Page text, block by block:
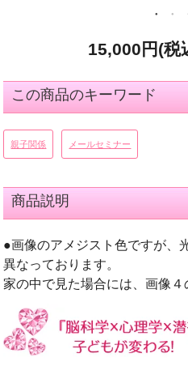
15,000円(税
この商品のキーワード
親子関係 メールセミナー
商品説明
●画像のアメジスト色ですが、
異なっております。
家の中で見た場合には、画像４